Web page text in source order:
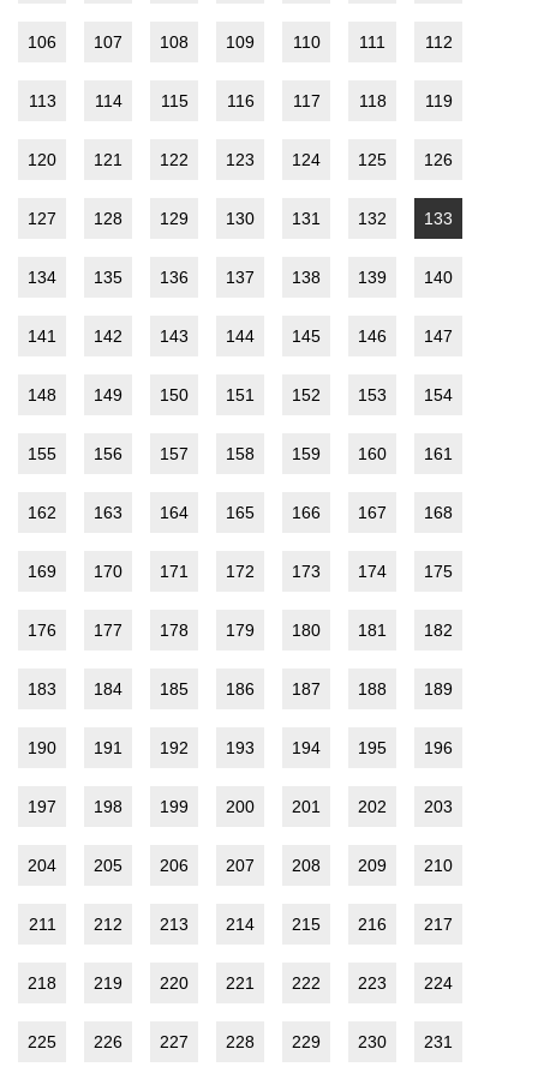
106 107 108 109 110 111 112
113 114 115 116 117 118 119
120 121 122 123 124 125 126
127 128 129 130 131 132 133
134 135 136 137 138 139 140
141 142 143 144 145 146 147
148 149 150 151 152 153 154
155 156 157 158 159 160 161
162 163 164 165 166 167 168
169 170 171 172 173 174 175
176 177 178 179 180 181 182
183 184 185 186 187 188 189
190 191 192 193 194 195 196
197 198 199 200 201 202 203
204 205 206 207 208 209 210
211 212 213 214 215 216 217
218 219 220 221 222 223 224
225 226 227 228 229 230 231